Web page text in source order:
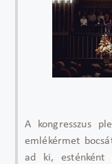
A kongresszus
emlékérmet
ad ki, esténként